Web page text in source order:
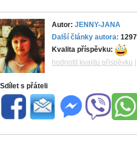
Autor: JENNY-JANA
Další články autora: 1297
Kvalita příspěvku:
hodnotit kvalitu příspěvku
Sdílet s přáteli